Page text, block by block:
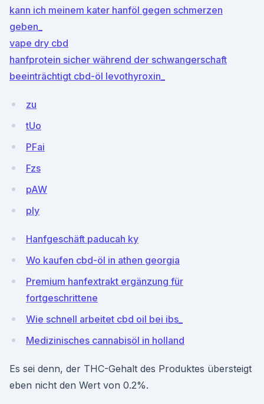
kann ich meinem kater hanföl gegen schmerzen
geben_
vape dry cbd
hanfprotein sicher während der schwangerschaft
beeinträchtigt cbd-öl levothyroxin_
zu
tUo
PFai
Fzs
pAW
ply
Hanfgeschäft paducah ky
Wo kaufen cbd-öl in athen georgia
Premium hanfextrakt ergänzung für
fortgeschrittene
Wie schnell arbeitet cbd oil bei ibs_
Medizinisches cannabisöl in holland
Es sei denn, der THC-Gehalt des Produktes übersteigt
eben nicht den Wert von 0.2%.